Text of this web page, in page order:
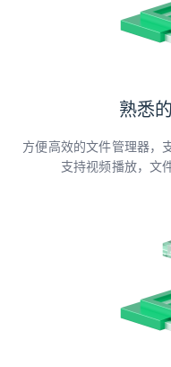
熟悉
方便高效的文件管理器，
支持视频播放，文